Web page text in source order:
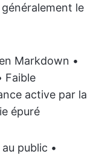
le
Markdown •
Faible
active par la
épuré
public •